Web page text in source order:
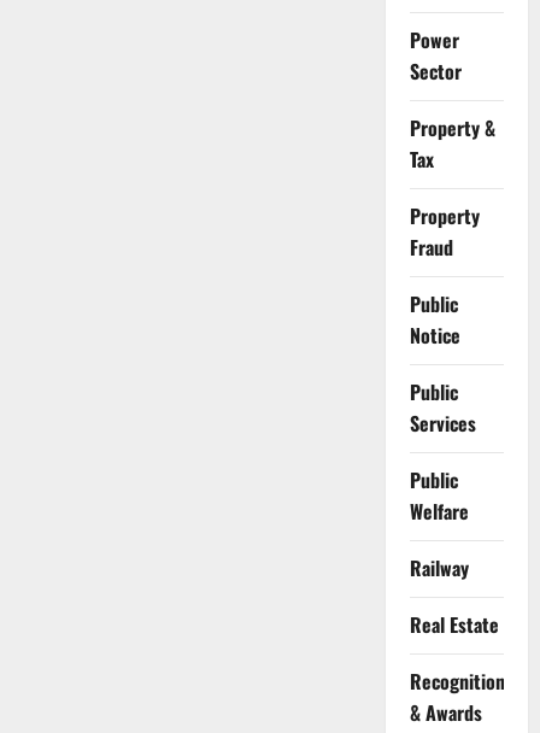
Power
Sector
Property &
Tax
Property
Fraud
Public
Notice
Public
Services
Public
Welfare
Railway
Real Estate
Recognition
& Awards